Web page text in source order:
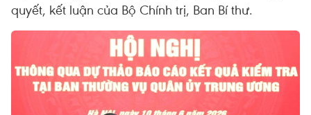
quyết, kết luận của Bộ Chính trị, Ban Bí thư.